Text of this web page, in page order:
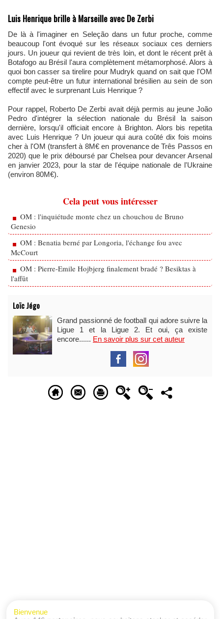
Luis Henrique brille à Marseille avec De Zerbi
De là à l'imaginer en Seleção dans un futur proche, comme
beaucoup l'ont évoqué sur les réseaux sociaux ces derniers
jours. Un joueur qui revient de très loin, et dont le récent prêt à
Botafogo au Brésil l'aura complètement métamorphosé. Alors à
quoi bon casser sa tirelire pour Mudryk quand on sait que l'OM
compte peut-être un futur international brésilien au sein de son
effectif avec le surprenant Luis Henrique ?
Pour rappel, Roberto De Zerbi avait déjà permis au jeune João
Pedro d'intégrer la sélection nationale du Brésil la saison
dernière, lorsqu'il officiait encore à Brighton. Alors bis repetita
avec Luis Henrique ? Un joueur qui aura coûté dix fois moins
cher à l'OM (transfert à 8M€ en provenance de Três Passos en
2020) que le prix déboursé par Chelsea pour devancer Arsenal
en janvier 2023, pour la star de l'équipe nationale de l'Ukraine
(environ 80M€).
Cela peut vous intéresser
OM : l'inquiétude monte chez un chouchou de Bruno
Genesio
OM : Benatia berné par Longoria, l'échange fou avec
McCourt
OM : Pierre-Emile Hojbjerg finalement bradé ? Besiktas à
l'affût
Loïc Jégo
Grand passionné de football qui adore suivre la
Ligue 1 et la Ligue 2. Et oui, ça existe
encore...... En savoir plus sur cet auteur
Bienvenue